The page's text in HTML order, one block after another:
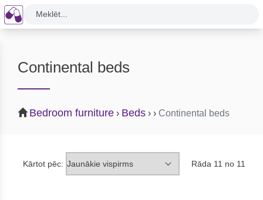
Meklēt...
Continental beds
Bedroom furniture › Beds › › Continental beds
Kārtot pēc: Rāda 11 no 11